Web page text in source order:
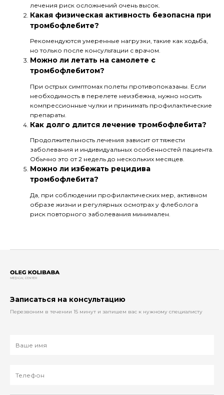
лечения риск осложнений очень высок.
Какая физическая активность безопасна при
тромбофлебите?
Рекомендуются умеренные нагрузки, такие как ходьба,
но только после консультации с врачом.
Можно ли летать на самолете с
тромбофлебитом?
При острых симптомах полеты противопоказаны. Если
необходимость в перелете неизбежна, нужно носить
компрессионные чулки и принимать профилактические
препараты.
Как долго длится лечение тромбофлебита?
Продолжительность лечения зависит от тяжести
заболевания и индивидуальных особенностей пациента.
Обычно это от 2 недель до нескольких месяцев.
Можно ли избежать рецидива
тромбофлебита?
Да, при соблюдении профилактических мер, активном
образе жизни и регулярных осмотрах у флеболога
риск повторного заболевания минимален.
Записаться на консультацию
Перезвоним в течении 15 минут и запишем вас к нужному специалисту